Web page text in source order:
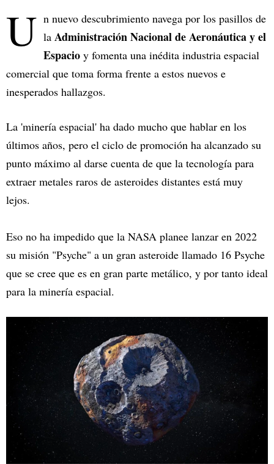
U n nuevo descubrimiento navega por los pasillos de
la Administración Nacional de Aeronáutica y el
Espacio y fomenta una inédita industria espacial
comercial que toma forma frente a estos nuevos e
inesperados hallazgos.
La 'minería espacial' ha dado mucho que hablar en los
últimos años, pero el ciclo de promoción ha alcanzado su
punto máximo al darse cuenta de que la tecnología para
extraer metales raros de asteroides distantes está muy
lejos.
Eso no ha impedido que la NASA planee lanzar en 2022
su misión "Psyche" a un gran asteroide llamado 16 Psyche
que se cree que es en gran parte metálico, y por tanto ideal
para la minería espacial.